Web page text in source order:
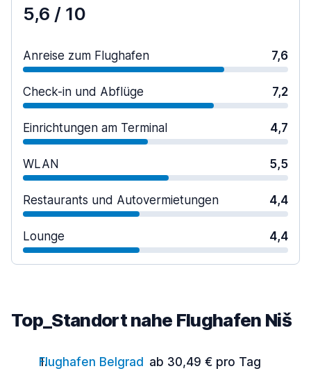
5,6 / 10
Anreise zum Flughafen 7,6
Check-in und Abflüge 7,2
Einrichtungen am Terminal 4,7
WLAN 5,5
Restaurants und Autovermietungen 4,4
Lounge 4,4
Top_Standort nahe Flughafen Niš
Flughafen Belgrad ab 30,49 € pro Tag